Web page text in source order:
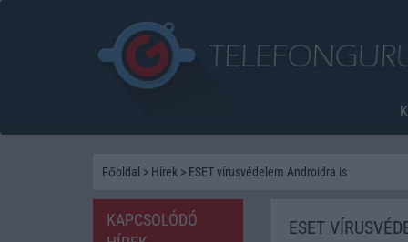
Főoldal > Hírek > ESET vírusvédelem Androidra is
ESET
KAPCSOLÓDÓ